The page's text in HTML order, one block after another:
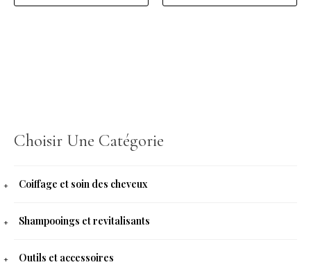
Choisir Une Catégorie
Coiffage et soin des cheveux
Shampooings et revitalisants
Outils et accessoires